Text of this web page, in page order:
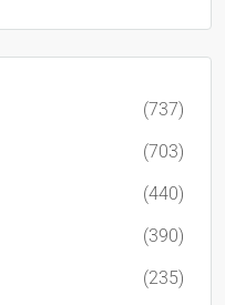
(737)
(703)
(440)
(390)
(235)